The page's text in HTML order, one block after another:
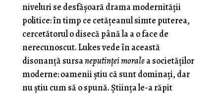
niveluri se desfășoară drama modernității
politice: în timp ce cetățeanul simte puterea,
cercetătorul o disecă până la a o face de
nerecunoscut. Lukes vede în această
disonanță sursaneputinței moralea societăților
moderne: oamenii știu că sunt dominați, dar
nu știu cum să o spună. Știința le-a răpit